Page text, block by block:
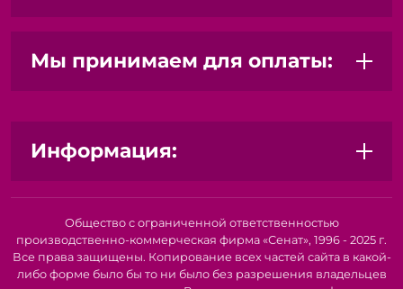
Мы принимаем для оплаты:
Информация:
Общество с ограниченной ответственностью
производственно-коммерческая фирма «Сенат», 1996 - 2025 г.
Все права защищены. Копирование всех частей сайта в какой-
либо форме было бы то ни было без разрешения владельцев